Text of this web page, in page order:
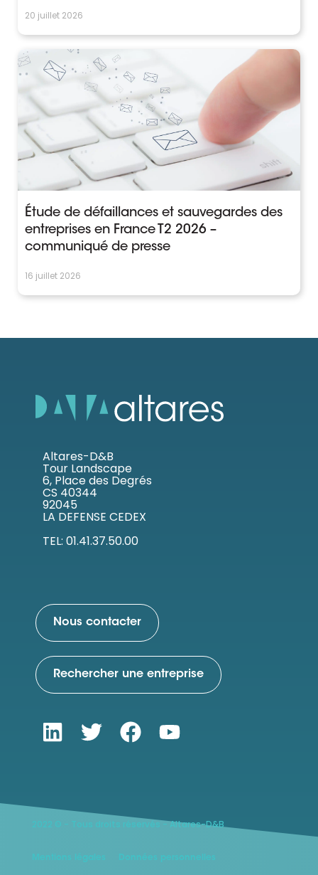
20 juillet 2026
Étude de défaillances et sauvegardes des
entreprises en France T2 2026 –
communiqué de presse
16 juillet 2026
Altares-D&B
Tour Landscape
6, Place des Degrés
CS 40344
92045
LA DEFENSE CEDEX
TEL: 01.41.37.50.00
Nous contacter
Rechercher une entreprise
2022 © - Tous droits réservés - Altares-D&B
Mentions légales Données personnelles